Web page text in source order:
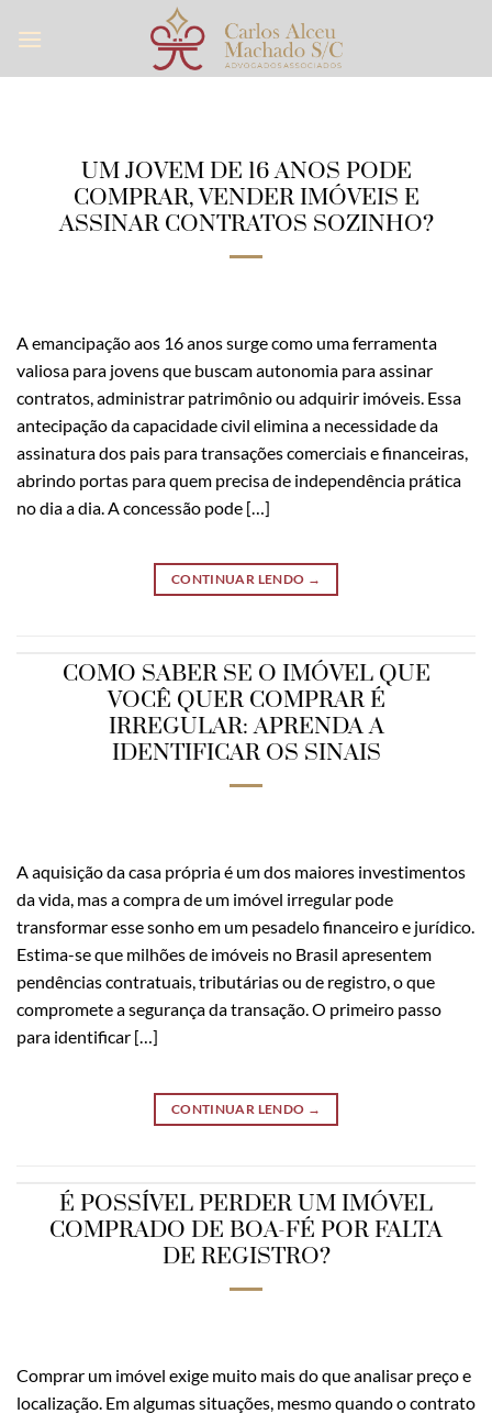
UM JOVEM DE 16 ANOS PODE
COMPRAR, VENDER IMÓVEIS E
ASSINAR CONTRATOS SOZINHO?
A emancipação aos 16 anos surge como uma ferramenta
valiosa para jovens que buscam autonomia para assinar
contratos, administrar patrimônio ou adquirir imóveis. Essa
antecipação da capacidade civil elimina a necessidade da
assinatura dos pais para transações comerciais e financeiras,
abrindo portas para quem precisa de independência prática
no dia a dia. A concessão pode […]
CONTINUAR LENDO →
COMO SABER SE O IMÓVEL QUE
VOCÊ QUER COMPRAR É
IRREGULAR: APRENDA A
IDENTIFICAR OS SINAIS
A aquisição da casa própria é um dos maiores investimentos
da vida, mas a compra de um imóvel irregular pode
transformar esse sonho em um pesadelo financeiro e jurídico.
Estima-se que milhões de imóveis no Brasil apresentem
pendências contratuais, tributárias ou de registro, o que
compromete a segurança da transação. O primeiro passo
para identificar […]
CONTINUAR LENDO →
É POSSÍVEL PERDER UM IMÓVEL
COMPRADO DE BOA-FÉ POR FALTA
DE REGISTRO?
Comprar um imóvel exige muito mais do que analisar preço e
localização. Em algumas situações, mesmo quando o contrato